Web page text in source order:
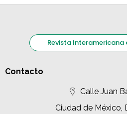
Revista
Contacto
Calle Juan
Ciudad de México,